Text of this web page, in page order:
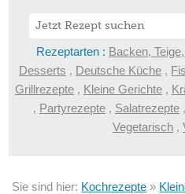
Rezeptarten : Backen,
Desserts , Deutsche Küche ,
Grillrezepte , Kleine Gerichte ,
, Partyrezepte , Salatrezepte ,
Vegetarisch ,
Sie sind hier: Kochrezepte »